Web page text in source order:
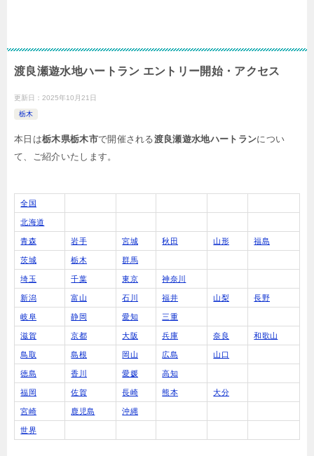
渡良瀬遊水地ハートラン エントリー開始・アクセス
更新日： 2025年10月21日
栃木
本日は栃木県栃木市で開催される渡良瀬遊水地ハートランについ
て、ご紹介いたします。
全国
北海道
青森 岩手 宮城 秋田 山形 福島
茨城 栃木 群馬
埼玉 千葉 東京 神奈川
新潟 富山 石川 福井 山梨 長野
岐阜 静岡 愛知 三重
滋賀 京都 大阪 兵庫 奈良 和歌山
鳥取 島根 岡山 広島 山口
徳島 香川 愛媛 高知
福岡 佐賀 長崎 熊本 大分
宮崎 鹿児島 沖縄
世界